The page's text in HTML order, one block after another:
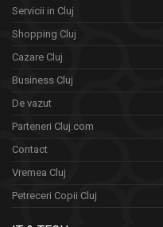
Servicii in Cluj
Shopping Cluj
Cazare Cluj
Business Cluj
De vazut
Parteneri Cluj.com
Contact
Vremea Cluj
Petreceri Copii Cluj